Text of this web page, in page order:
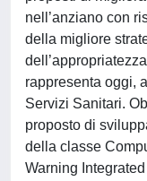
nell’anziano con
della migliore
rappresenta oggi,
Servizi Sanitari.
proposto di
della classe
Warning